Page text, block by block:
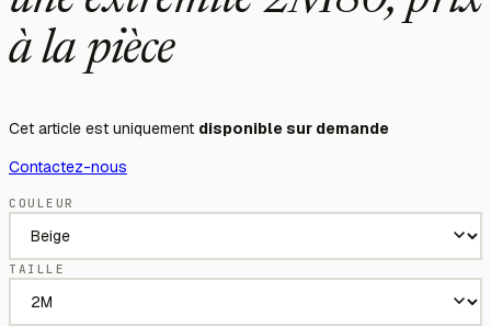
à la pièce
Cet article est uniquement disponible sur demande
Contactez-nous
COULEUR
TAILLE